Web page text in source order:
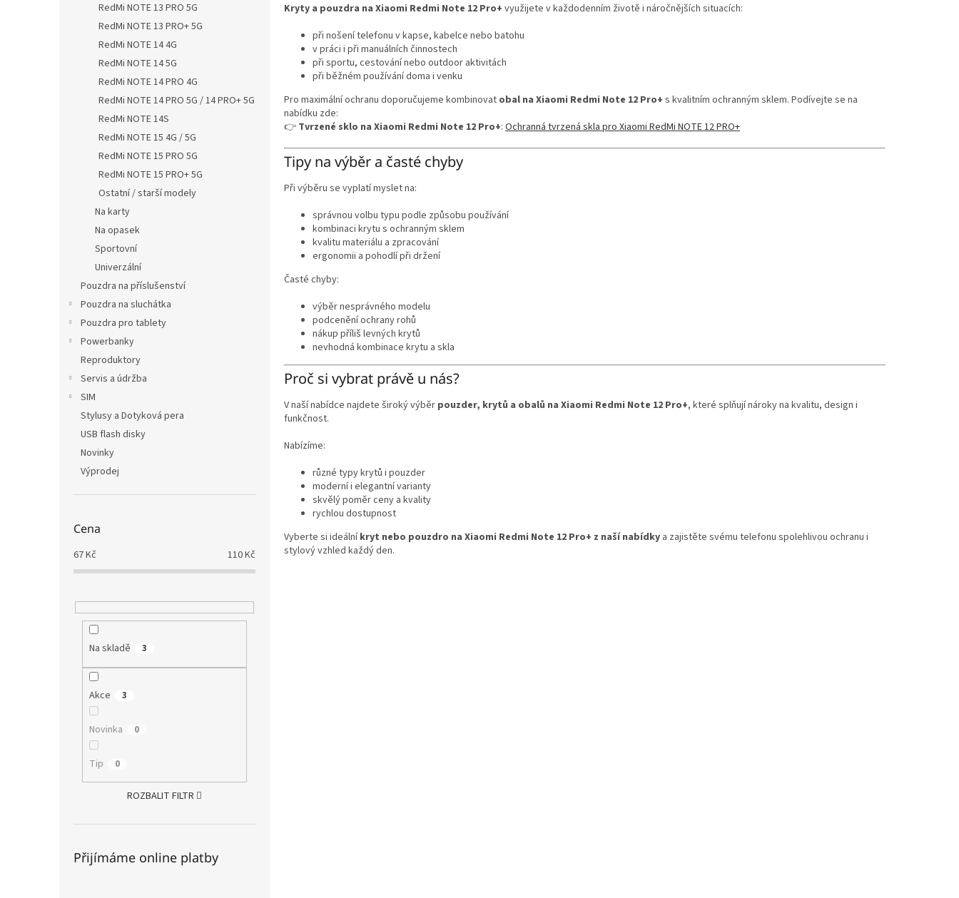
RedMi NOTE 13 PRO 5G
RedMi NOTE 13 PRO+ 5G
RedMi NOTE 14 4G
RedMi NOTE 14 5G
RedMi NOTE 14 PRO 4G
RedMi NOTE 14 PRO 5G / 14 PRO+ 5G
RedMi NOTE 14S
RedMi NOTE 15 4G / 5G
RedMi NOTE 15 PRO 5G
RedMi NOTE 15 PRO+ 5G
Ostatní / starší modely
Na karty
Na opasek
Sportovní
Univerzální
Pouzdra na příslušenství
Pouzdra na sluchátka
Pouzdra pro tablety
Powerbanky
Reproduktory
Servis a údržba
SIM
Stylusy a Dotyková pera
USB flash disky
Novinky
Výprodej
Cena
67Kč 110Kč
Na skladě 3
Akce 3
Novinka 0
Tip 0
ROZBALIT FILTR
Přijímáme online platby
Kryty a pouzdra na Xiaomi Redmi Note 12 Pro+ využijete v každodenním životě i náročnějších situacích:
při nošení telefonu v kapse, kabelce nebo batohu
v práci i při manuálních činnostech
při sportu, cestování nebo outdoor aktivitách
při běžném používání doma i venku
Pro maximální ochranu doporučujeme kombinovat obal na Xiaomi Redmi Note 12 Pro+ s kvalitním ochranným sklem. Podívejte se na
nabídku zde:
👉 Tvrzené sklo na Xiaomi Redmi Note 12 Pro+: Ochranná tvrzená skla pro Xiaomi RedMi NOTE 12 PRO+
Tipy na výběr a časté chyby
Při výběru se vyplatí myslet na:
správnou volbu typu podle způsobu používání
kombinaci krytu s ochranným sklem
kvalitu materiálu a zpracování
ergonomii a pohodlí při držení
Časté chyby:
výběr nesprávného modelu
podcenění ochrany rohů
nákup příliš levných krytů
nevhodná kombinace krytu a skla
Proč si vybrat právě u nás?
V naší nabídce najdete široký výběr pouzder, krytů a obalů na Xiaomi Redmi Note 12 Pro+, které splňují nároky na kvalitu, design i
funkčnost.
Nabízíme:
různé typy krytů i pouzder
moderní i elegantní varianty
skvělý poměr ceny a kvality
rychlou dostupnost
Vyberte si ideálníkryt nebo pouzdro na Xiaomi Redmi Note 12 Pro+ z naší nabídky a zajistěte svému telefonu spolehlivou ochranu i
stylový vzhled každý den.